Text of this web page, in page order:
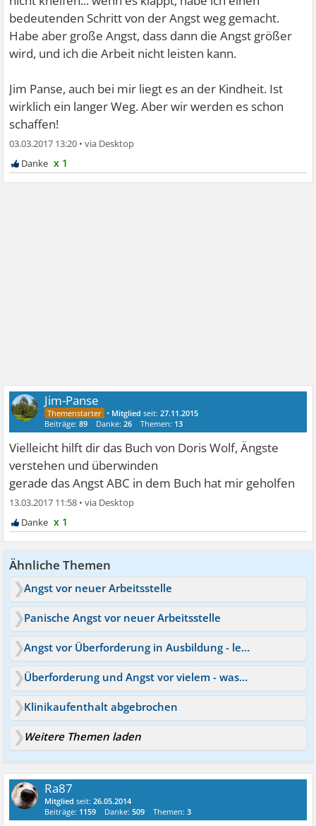
bedeutenden Schritt von der Angst weg gemacht.
Habe aber große Angst, dass dann die Angst größer
wird, und ich die Arbeit nicht leisten kann.
Jim Panse, auch bei mir liegt es an der Kindheit. Ist
wirklich ein langer Weg. Aber wir werden es schon
schaffen!
03.03.2017 13:20 •
x 1
Jim-Panse
• Mitglied seit:27.11.2015
Beiträge:89 Danke:26 Themen: 13
Vielleicht hilft dir das Buch von Doris Wolf, Ängste
verstehen und überwinden
gerade das Angst ABC in dem Buch hat mir geholfen
13.03.2017 11:58 •
x 1
Ähnliche Themen
Angst vor neuer Arbeitsstelle
Panische Angst vor neuer Arbeitsstelle
Angst vor Überforderung in Ausbildung - letzte Chance
Überforderung und Angst vor vielem - was hilft?
Klinikaufenthalt abgebrochen
Weitere Themen laden
Ra87
Mitglied seit:26.05.2014
Beiträge: 1159 Danke:509 Themen:3